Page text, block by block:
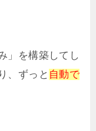
」を構築してし
、ずっと 自動で